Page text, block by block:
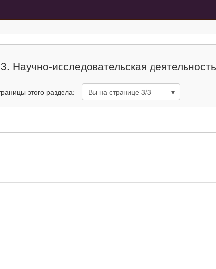
Научно-исследовательская деятельность
этого раздела: Вы на странице 3/3